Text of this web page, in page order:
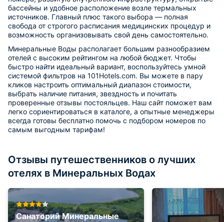
бассейны и удобное расположение возле термальных
источников. Главный плюс такого выбора — полная
свобода от строгого расписания медицинских процедур и
возможность организовывать свой день самостоятельно.
Минеральные Воды располагает большим разнообразием
отелей с высоким рейтингом на любой бюджет. Чтобы
быстро найти идеальный вариант, воспользуйтесь умной
системой фильтров на 101Hotels.com. Вы можете в пару
кликов настроить оптимальный диапазон стоимости,
выбрать наличие питания, звездность и почитать
проверенные отзывы постояльцев. Наш сайт поможет вам
легко сориентироваться в каталоге, а опытные менеджеры
всегда готовы бесплатно помочь с подбором номеров по
самым выгодным тарифам!
Отзывы путешественников о лучших
отелях в Минеральных Водах
Санаторий Минеральные